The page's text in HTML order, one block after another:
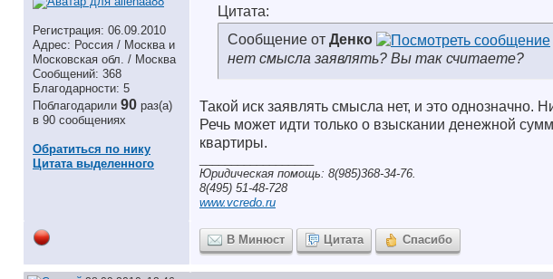
Регистрация: 06.09.2010
Адрес: Россия / Москва и
Московская обл. / Москва
Сообщений: 368
Благодарности: 5
Поблагодарили 90 раз(а)
в 90 сообщениях
Обратиться по нику
Цитата выделенного
Цитата:
Сообщение от Денко
нет смысла заявлять? Вы так считаете?
Такой иск заявлять смысла нет, и это однозначно.
Речь может идти только о взыскании денежной
квартиры.
Юридическая помощь: 8(985)368-34-76.
8(495) 51-48-728
www.vcredo.ru
В Минюст Цитата Спасибо